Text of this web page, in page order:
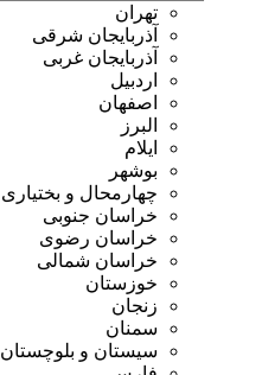
تهران
آذربایجان شرقی
آذربایجان غربی
اردبیل
اصفهان
البرز
ایلام
بوشهر
چهارمحال و بختیاری
خراسان جنوبی
خراسان رضوی
خراسان شمالی
خوزستان
زنجان
سمنان
سیستان و بلوچستان